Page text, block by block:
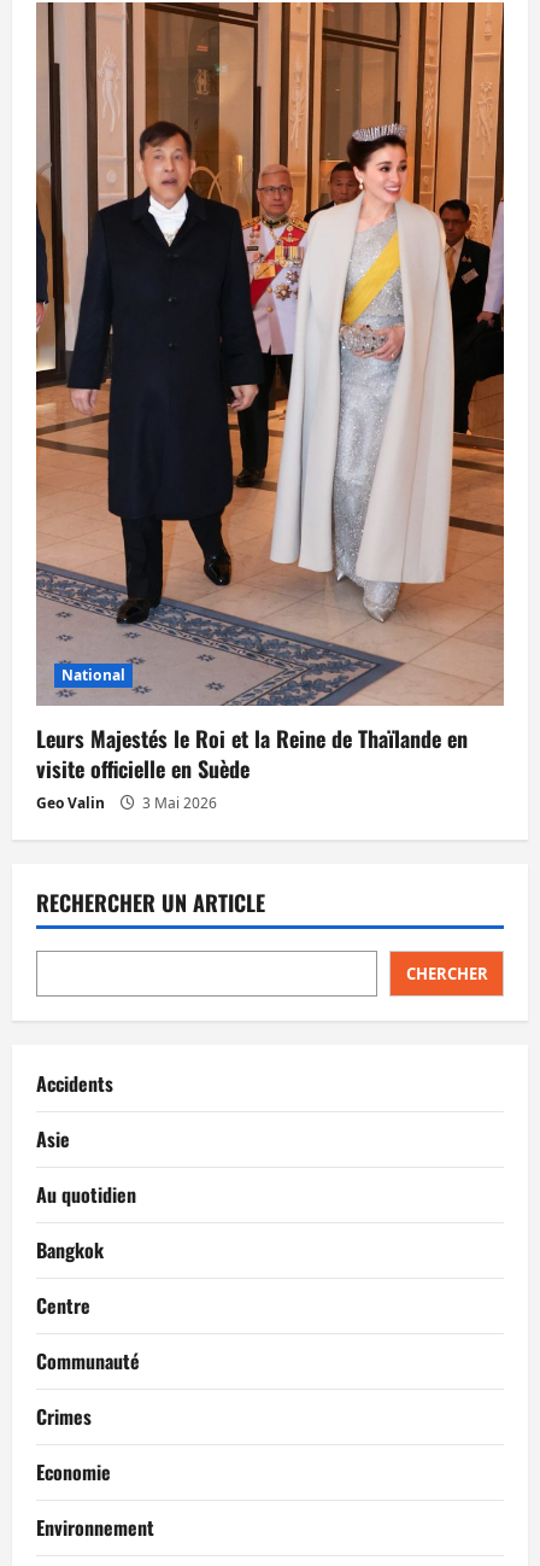
National
Leurs Majestés le Roi et la Reine de Thaïlande en
visite officielle en Suède
Geo Valin 3 Mai 2026
RECHERCHER UN ARTICLE
CHERCHER
Accidents
Asie
Au quotidien
Bangkok
Centre
Communauté
Crimes
Economie
Environnement